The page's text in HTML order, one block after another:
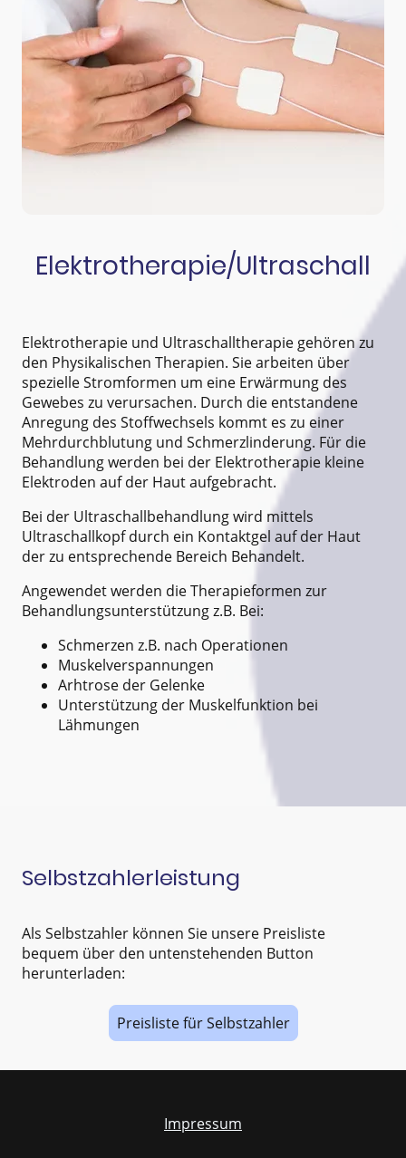
Elektrotherapie/Ultraschall
Elektrotherapie und Ultraschalltherapie gehören zu
den Physikalischen Therapien. Sie arbeiten über
spezielle Stromformen um eine Erwärmung des
Gewebes zu verursachen. Durch die entstandene
Anregung des Stoffwechsels kommt es zu einer
Mehrdurchblutung und Schmerzlinderung. Für die
Behandlung werden bei der Elektrotherapie kleine
Elektroden auf der Haut aufgebracht.
Bei der Ultraschallbehandlung wird mittels
Ultraschallkopf durch ein Kontaktgel auf der Haut
der zu entsprechende Bereich Behandelt.
Angewendet werden die Therapieformen zur
Behandlungsunterstützung z.B. Bei:
Schmerzen z.B. nach Operationen
Muskelverspannungen
Arhtrose der Gelenke
Unterstützung der Muskelfunktion bei
Lähmungen
Selbstzahlerleistung
Als Selbstzahler können Sie unsere Preisliste
bequem über den untenstehenden Button
herunterladen:
Preisliste für Selbstzahler
Impressum